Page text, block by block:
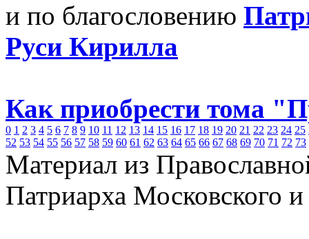
и по благословению
Руси Кирилла
Как приобрести тома
0 1 2 3 4 5 6 7 8 9 10 11 12 13 14 15 16 17 18 19 20 21 22 23 24 25
52 53 54 55 56 57 58 59 60 61 62 63 64 65 66 67 68 69 70 71 72 73
Материал из
Патриарха Московского